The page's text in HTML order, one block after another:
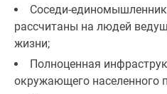
Москве
Новостройки
премиум-
класса
Соседи-
рассчитаны на людей
жизни;
Полноценная
окружающего населенного